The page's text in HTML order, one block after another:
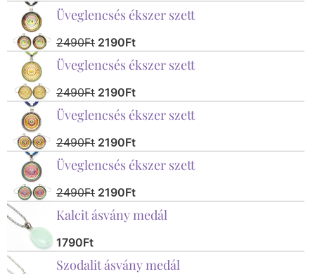
Üveglencsés ékszer szett
2490Ft 2190Ft
Üveglencsés ékszer szett
2490Ft 2190Ft
Üveglencsés ékszer szett
2490Ft 2190Ft
Üveglencsés ékszer szett
2490Ft 2190Ft
Kalcit ásvány medál
1790Ft
Szodalit ásvány medál